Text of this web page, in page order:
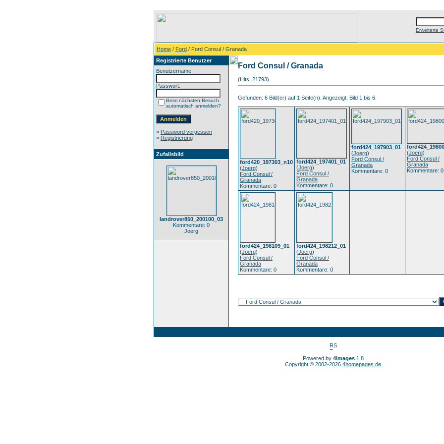
Erweiterte
Home / Ford / Ford Consul / Granada
Registrierte Benutzer
Benutzername:
Passwort:
Beim nächsten Besuch
automatisch anmelden?
» Password vergessen
» Registrierung
Zufallsbild
landrover850_200100_03
Kommentare: 0
Joerg
Ford Consul / Granada
(Hits: 21793)
Gefunden: 6 Bild(er) auf 1 Seite(n). Angezeigt: Bild 1 bis 6.
ford420_197303_n10
(Joerg)
Ford Consul /
Granada
Kommentare: 0
ford424_197401_01
(Joerg)
Ford Consul /
Granada
Kommentare: 0
ford424_197903_01
(Joerg)
Ford Consul /
Granada
Kommentare: 0
(Joerg)
Ford Consul /
Granada
Kommentare: 0
ford424_198109_01
(Joerg)
Ford Consul /
Granada
Kommentare: 0
ford424_198212_01
(Joerg)
Ford Consul /
Granada
Kommentare: 0
Powered by 4images1.8
Copyright © 2002-2026 4homepages.de